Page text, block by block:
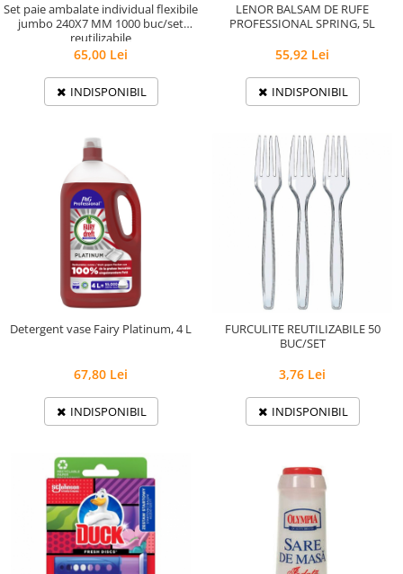
Set paie ambalate individual flexibile
jumbo 240X7 MM 1000 buc/set
reutilizabile
65,00 Lei
INDISPONIBIL
LENOR BALSAM DE RUFE
PROFESSIONAL SPRING, 5L
55,92 Lei
INDISPONIBIL
Detergent vase Fairy Platinum, 4 L
67,80 Lei
INDISPONIBIL
FURCULITE REUTILIZABILE 50
BUC/SET
3,76 Lei
INDISPONIBIL